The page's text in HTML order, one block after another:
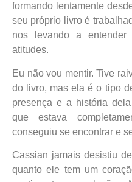
formando lentamente
seu próprio livro é
nos levando a
atitudes.
Eu não vou mentir. Tive
do livro, mas ela é o tipo
presença e a história
que estava
conseguiu se encontrar e
Cassian jamais desistiu
quanto ele tem um